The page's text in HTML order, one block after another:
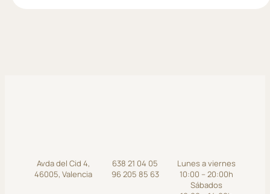
Avda del Cid 4,
46005, Valencia
638 21 04 05
96 205 85 63
Lunes a viernes
10:00 – 20:00h
Sábados